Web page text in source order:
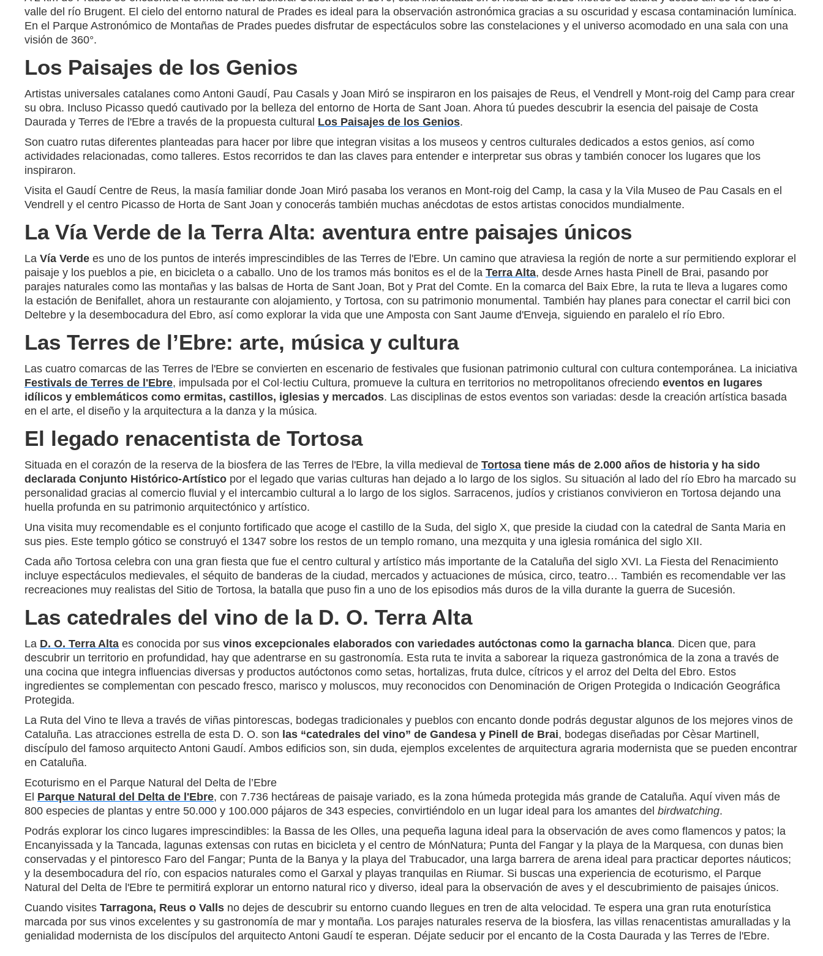
valle del río Brugent. El cielo del entorno natural de Prades es ideal para la observación astronómica gracias a su oscuridad y escasa contaminación lumínica.
En el Parque Astronómico de Montañas de Prades puedes disfrutar de espectáculos sobre las constelaciones y el universo acomodado en una sala con una
visión de 360°.
Los Paisajes de los Genios
Artistas universales catalanes como Antoni Gaudí, Pau Casals y Joan Miró se inspiraron en los paisajes de Reus, el Vendrell y Mont-roig del Camp para crear
su obra. Incluso Picasso quedó cautivado por la belleza del entorno de Horta de Sant Joan. Ahora tú puedes descubrir la esencia del paisaje de Costa
Daurada y Terres de l'Ebre a través de la propuesta cultural Los Paisajes de los Genios.
Son cuatro rutas diferentes planteadas para hacer por libre que integran visitas a los museos y centros culturales dedicados a estos genios, así como
actividades relacionadas, como talleres. Estos recorridos te dan las claves para entender e interpretar sus obras y también conocer los lugares que los
inspiraron.
Visita el Gaudí Centre de Reus, la masía familiar donde Joan Miró pasaba los veranos en Mont-roig del Camp, la casa y la Vila Museo de Pau Casals en el
Vendrell y el centro Picasso de Horta de Sant Joan y conocerás también muchas anécdotas de estos artistas conocidos mundialmente.
La Vía Verde de la Terra Alta: aventura entre paisajes únicos
La Vía Verde es uno de los puntos de interés imprescindibles de las Terres de l'Ebre. Un camino que atraviesa la región de norte a sur permitiendo explorar el
paisaje y los pueblos a pie, en bicicleta o a caballo. Uno de los tramos más bonitos es el de la Terra Alta, desde Arnes hasta Pinell de Brai, pasando por
parajes naturales como las montañas y las balsas de Horta de Sant Joan, Bot y Prat del Comte. En la comarca del Baix Ebre, la ruta te lleva a lugares como
la estación de Benifallet, ahora un restaurante con alojamiento, y Tortosa, con su patrimonio monumental. También hay planes para conectar el carril bici con
Deltebre y la desembocadura del Ebro, así como explorar la vida que une Amposta con Sant Jaume d'Enveja, siguiendo en paralelo el río Ebro.
Las Terres de l’Ebre: arte, música y cultura
Las cuatro comarcas de las Terres de l'Ebre se convierten en escenario de festivales que fusionan patrimonio cultural con cultura contemporánea. La iniciativa
Festivals de Terres de l'Ebre, impulsada por el Col·lectiu Cultura, promueve la cultura en territorios no metropolitanos ofreciendo eventos en lugares
idílicos y emblemáticos como ermitas, castillos, iglesias y mercados. Las disciplinas de estos eventos son variadas: desde la creación artística basada
en el arte, el diseño y la arquitectura a la danza y la música.
El legado renacentista de Tortosa
Situada en el corazón de la reserva de la biosfera de las Terres de l'Ebre, la villa medieval de Tortosa tiene más de 2.000 años de historia y ha sido
declarada Conjunto Histórico-Artístico por el legado que varias culturas han dejado a lo largo de los siglos. Su situación al lado del río Ebro ha marcado su
personalidad gracias al comercio fluvial y el intercambio cultural a lo largo de los siglos. Sarracenos, judíos y cristianos convivieron en Tortosa dejando una
huella profunda en su patrimonio arquitectónico y artístico.
Una visita muy recomendable es el conjunto fortificado que acoge el castillo de la Suda, del siglo X, que preside la ciudad con la catedral de Santa Maria en
sus pies. Este templo gótico se construyó el 1347 sobre los restos de un templo romano, una mezquita y una iglesia románica del siglo XII.
Cada año Tortosa celebra con una gran fiesta que fue el centro cultural y artístico más importante de la Cataluña del siglo XVI. La Fiesta del Renacimiento
incluye espectáculos medievales, el séquito de banderas de la ciudad, mercados y actuaciones de música, circo, teatro… También es recomendable ver las
recreaciones muy realistas del Sitio de Tortosa, la batalla que puso fin a uno de los episodios más duros de la villa durante la guerra de Sucesión.
Las catedrales del vino de la D. O. Terra Alta
La D. O. Terra Alta es conocida por sus vinos excepcionales elaborados con variedades autóctonas como la garnacha blanca. Dicen que, para
descubrir un territorio en profundidad, hay que adentrarse en su gastronomía. Esta ruta te invita a saborear la riqueza gastronómica de la zona a través de
una cocina que integra influencias diversas y productos autóctonos como setas, hortalizas, fruta dulce, cítricos y el arroz del Delta del Ebro. Estos
ingredientes se complementan con pescado fresco, marisco y moluscos, muy reconocidos con Denominación de Origen Protegida o Indicación Geográfica
Protegida.
La Ruta del Vino te lleva a través de viñas pintorescas, bodegas tradicionales y pueblos con encanto donde podrás degustar algunos de los mejores vinos de
Cataluña. Las atracciones estrella de esta D. O. son las “catedrales del vino” de Gandesa y Pinell de Brai, bodegas diseñadas por Cèsar Martinell,
discípulo del famoso arquitecto Antoni Gaudí. Ambos edificios son, sin duda, ejemplos excelentes de arquitectura agraria modernista que se pueden encontrar
en Cataluña.
Ecoturismo en el Parque Natural del Delta de l’Ebre
El Parque Natural del Delta de l'Ebre, con 7.736 hectáreas de paisaje variado, es la zona húmeda protegida más grande de Cataluña. Aquí viven más de
800 especies de plantas y entre 50.000 y 100.000 pájaros de 343 especies, convirtiéndolo en un lugar ideal para los amantes del birdwatching.
Podrás explorar los cinco lugares imprescindibles: la Bassa de les Olles, una pequeña laguna ideal para la observación de aves como flamencos y patos; la
Encanyissada y la Tancada, lagunas extensas con rutas en bicicleta y el centro de MónNatura; Punta del Fangar y la playa de la Marquesa, con dunas bien
conservadas y el pintoresco Faro del Fangar; Punta de la Banya y la playa del Trabucador, una larga barrera de arena ideal para practicar deportes náuticos;
y la desembocadura del río, con espacios naturales como el Garxal y playas tranquilas en Riumar. Si buscas una experiencia de ecoturismo, el Parque
Natural del Delta de l'Ebre te permitirá explorar un entorno natural rico y diverso, ideal para la observación de aves y el descubrimiento de paisajes únicos.
Cuando visites Tarragona, Reus o Valls no dejes de descubrir su entorno cuando llegues en tren de alta velocidad. Te espera una gran ruta enoturística
marcada por sus vinos excelentes y su gastronomía de mar y montaña. Los parajes naturales reserva de la biosfera, las villas renacentistas amuralladas y la
genialidad modernista de los discípulos del arquitecto Antoni Gaudí te esperan. Déjate seducir por el encanto de la Costa Daurada y las Terres de l'Ebre.